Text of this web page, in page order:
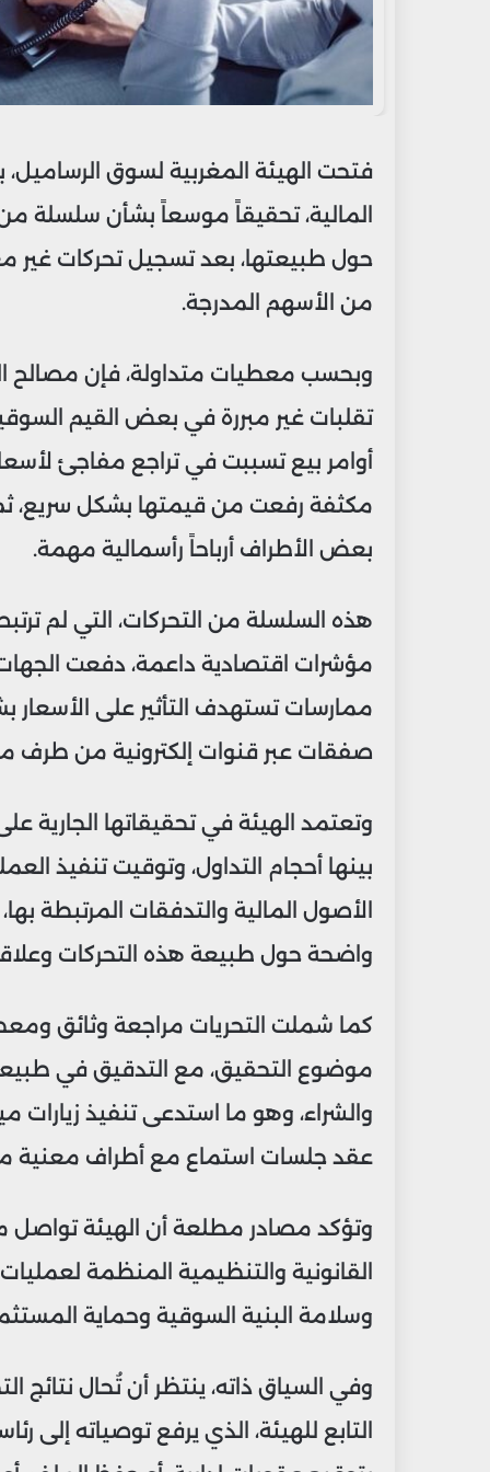
فتحت الهيئة المغربية لسوق
المالية، تحقيقاً موسعاً بشأن سلسلة من
حول طبيعتها، بعد تسجيل تحركات غير
من الأسهم المدرجة.
وبحسب معطيات متداولة، فإن مصالح
تقلبات غير مبررة في بعض القيم
أوامر بيع تسببت في تراجع مفاجئ
مكثفة رفعت من قيمتها بشكل سريع،
بعض الأطراف أرباحاً رأسمالية مهمة.
هذه السلسلة من التحركات، التي لم
مؤشرات اقتصادية داعمة، دفعت الجهات
ممارسات تستهدف التأثير على
صفقات عبر قنوات إلكترونية من طرف
وتعتمد الهيئة في تحقيقاتها
بينها أحجام التداول، وتوقيت تنفيذ
الأصول المالية والتدفقات المرتبطة
واضحة حول طبيعة هذه التحركات
كما شملت التحريات مراجعة وثائق
موضوع التحقيق، مع التدقيق في طبيعة
والشراء، وهو ما استدعى تنفيذ زيارات
عقد جلسات استماع مع أطراف معنية
وتؤكد مصادر مطلعة أن الهيئة تواصل
القانونية والتنظيمية المنظمة
وسلامة البنية السوقية وحماية
وفي السياق ذاته، ينتظر أن تُحال نتائج
التابع للهيئة، الذي يرفع توصياته إلى